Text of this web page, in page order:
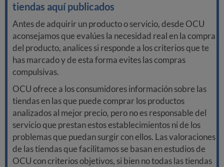
tiendas aquí publicados
Antes de adquirir un producto o servicio, desde OCU
aconsejamos que evalúes la necesidad real en la compra
del producto, analices si responde a los criterios que te
has marcado y de esta forma evites las compras
compulsivas.
OCU ofrece a los consumidores información sobre las
tiendas en las que puede comprar los productos
analizados al mejor precio, pero no es responsable del
servicio que prestan estos establecimientos ni de los
problemas que puedan surgir con ellos. Las valoraciones
de las tiendas que facilitamos se basan en estudios de
OCU con criterios objetivos, si bien no todas las tiendas